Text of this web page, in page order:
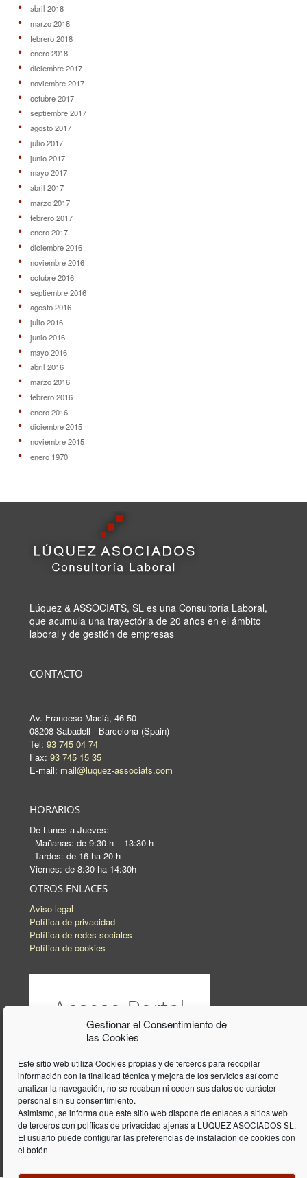
Gestionar el Consentimiento de
las Cookies
Este sitio web utiliza Cookies propias y de terceros para recopilar
información con la finalidad técnica y mejora de los servicios así como
analizar la navegación, no se recaban ni ceden sus datos de carácter
personal sin su consentimiento.
Asimismo, se informa que este sitio web dispone de enlaces a sitios web
de terceros con políticas de privacidad ajenas a LUQUEZ ASOCIADOS SL.
El usuario puede configurar las preferencias de instalación de cookies con
el botón
abril 2018
marzo 2018
febrero 2018
enero 2018
diciembre 2017
noviembre 2017
octubre 2017
septiembre 2017
agosto 2017
julio 2017
junio 2017
mayo 2017
abril 2017
marzo 2017
febrero 2017
enero 2017
diciembre 2016
noviembre 2016
octubre 2016
septiembre 2016
agosto 2016
julio 2016
junio 2016
mayo 2016
abril 2016
marzo 2016
febrero 2016
enero 2016
diciembre 2015
noviembre 2015
enero 1970
Lúquez & ASSOCIATS, SL es una Consultoría Laboral,
que acumula una trayectória de 20 años en el ámbito
laboral y de gestión de empresas
CONTACTO
Av. Francesc Macià, 46-50
08208 Sabadell - Barcelona (Spain)
Tel: 93 745 04 74
Fax: 93 745 15 35
E-mail: mail@luquez-associats.com
HORARIOS
De Lunes a Jueves:
-Mañanas: de 9:30 h – 13:30 h
-Tardes: de 16 ha 20 h
Viernes: de 8:30 ha 14:30h
OTROS ENLACES
Aviso legal
Política de privacidad
Política de redes sociales
Política de cookies